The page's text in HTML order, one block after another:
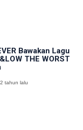
Bawakan Lagu
THE WORST
tahun lalu